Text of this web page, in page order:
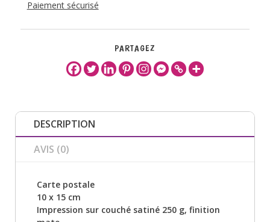
Paiement sécurisé
PARTAGEZ
DESCRIPTION
AVIS (0)
Carte postale
10 x 15 cm
Impression sur couché satiné 250 g, finition